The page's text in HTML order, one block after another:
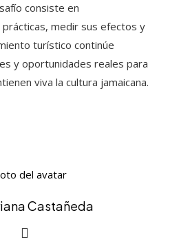
consiste en
medir sus efectos y
turístico continúe
y oportunidades reales para
viva la cultura jamaicana.
Castañeda